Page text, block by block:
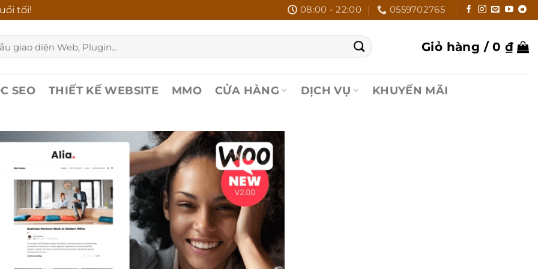
tối! 08:00 - 22:00 0559702765
Giỏ hàng /0₫
SEO THIẾT KẾ WEBSITE MMO CỬA HÀNG DỊCH VỤ KHUYẾN MÃI